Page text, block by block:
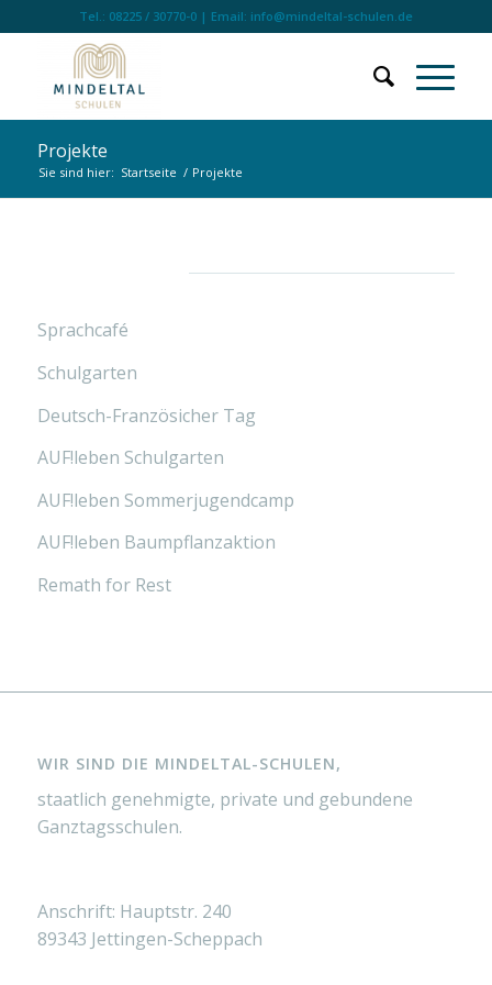
Tel.: 08225 / 30770-0 | Email: info@mindeltal-schulen.de
Projekte
Sie sind hier: Startseite / Projekte
Sprachcafé
Schulgarten
Deutsch-Französicher Tag
AUF!leben Schulgarten
AUF!leben Sommerjugendcamp
AUF!leben Baumpflanzaktion
Remath for Rest
WIR SIND DIE MINDELTAL-SCHULEN,
staatlich genehmigte, private und gebundene
Ganztagsschulen.
Anschrift: Hauptstr. 240
89343 Jettingen-Scheppach